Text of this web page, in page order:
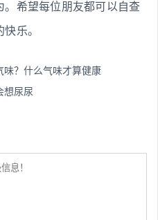
。希望每位朋友都可以自查
乐。
味？什么气味才算健康
想尿尿